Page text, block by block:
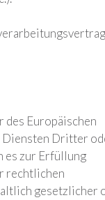
des Europäischen
Diensten Dritter
es zur Erfüllung
rechtlichen
gesetzlicher